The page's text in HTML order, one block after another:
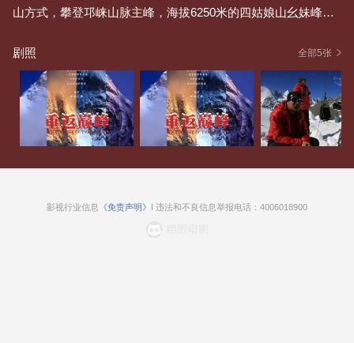
山方式，攀登邛崃山脉主峰，海拔6250米的四姑娘山幺妹峰。
气，他们又将如何应对。
剧照 全部5张
影视行业信息 《免责声明》 I 违法和不良信息举报电话：4006018900